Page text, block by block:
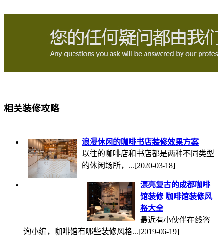
相关装修攻略
浪漫休闲的咖啡书店装修效果方案
以往的咖啡店和书店都是两种不同类型
的休闲场所，...[2020-03-18]
漂亮复古的成都咖啡
馆装修 咖啡馆装修风
格大全
最近有小伙伴在线咨
询小编，咖啡馆有哪些装修风格...[2019-06-19]